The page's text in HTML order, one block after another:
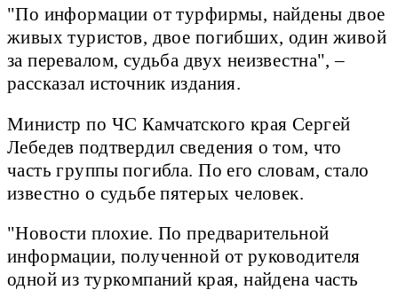
"По информации от турфирмы, найдены двое
живых туристов, двое погибших, один живой
за перевалом, судьба двух неизвестна", –
рассказал источник издания.
Министр по ЧС Камчатского края Сергей
Лебедев подтвердил сведения о том, что
часть группы погибла. По его словам, стало
известно о судьбе пятерых человек.
"Новости плохие. По предварительной
информации, полученной от руководителя
одной из туркомпаний края, найдена часть